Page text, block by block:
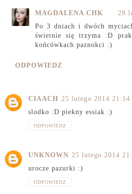
MAGDALENA CHK
28
Po 3 dniach i dwóch
świetnie się trzyma :D
końcówkach paznokci :)
ODPOWIEDZ
CIAACH 25 lutego 2014 21:14
slodko :D piekny essiak :)
ODPOWIEDZ
UNKNOWN 25 lutego 2014
urocze pazurki :)
ODPOWIEDZ